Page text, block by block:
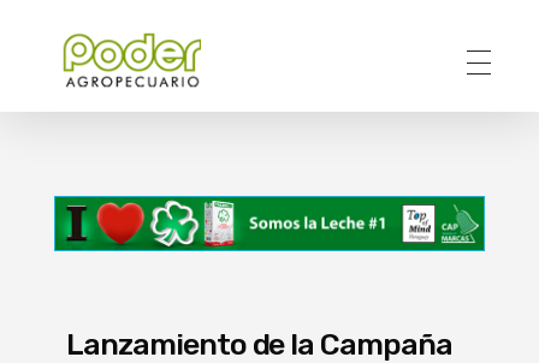
Lanzamiento de la Campaña